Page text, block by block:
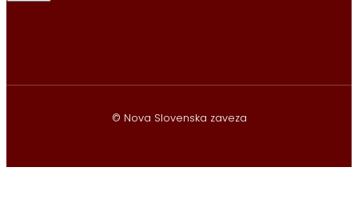
© Nova Slovenska zaveza